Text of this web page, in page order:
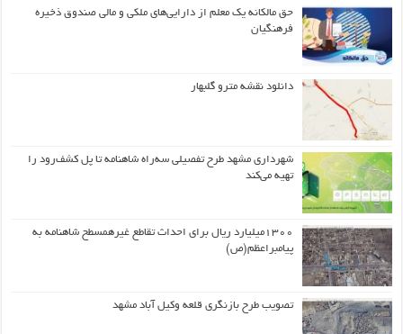
حق مالکانه یک معلم از دارایی‌های ملکی و مالی صندوق ذخیره
فرهنگیان
دانلود نقشه مترو گلبهار
شهرداری مشهد طرح تفصیلی سه‌راه شاهنامه تا پل کشف‌رود را
تهیه می‌کند
۱۳۰۰میلیارد ریال برای احداث تقاطع غیرهمسطح شاهنامه به
پیامبراعظم(ص)
تصویب طرح بازنگری قلعه وکیل آباد مشهد